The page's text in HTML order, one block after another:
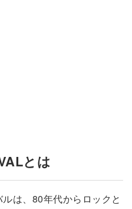
とは
は、80年代からロックと